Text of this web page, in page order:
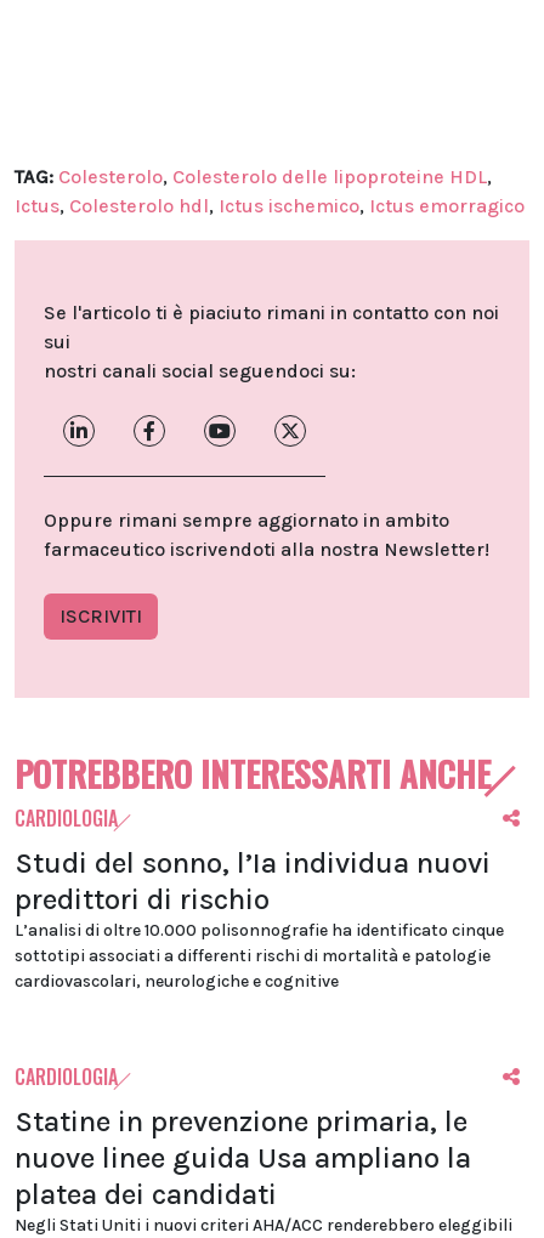
TAG: Colesterolo, Colesterolo delle lipoproteine HDL,
Ictus, Colesterolo hdl, Ictus ischemico, Ictus emorragico
Se l'articolo ti è piaciuto rimani in contatto con noi
sui
nostri canali social seguendoci su:
Oppure rimani sempre aggiornato in ambito
farmaceutico iscrivendoti alla nostra Newsletter!
ISCRIVITI
POTREBBERO INTERESSARTI ANCHE
CARDIOLOGIA
Studi del sonno, l’Ia individua nuovi
predittori di rischio
L’analisi di oltre 10.000 polisonnografie ha identificato cinque
sottotipi associati a differenti rischi di mortalità e patologie
cardiovascolari, neurologiche e cognitive
CARDIOLOGIA
Statine in prevenzione primaria, le
nuove linee guida Usa ampliano la
platea dei candidati
Negli Stati Uniti i nuovi criteri AHA/ACC renderebbero eleggibili